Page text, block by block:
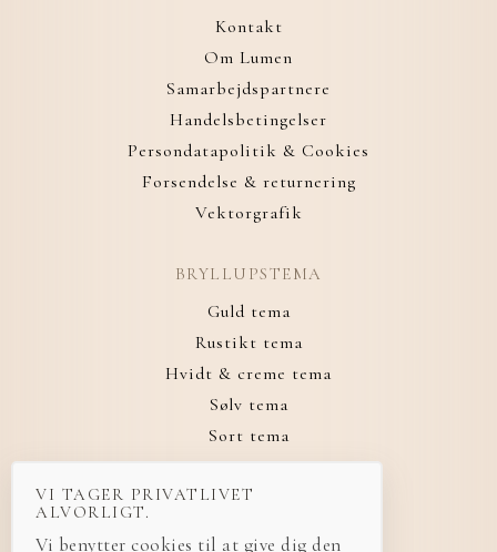
Kontakt
Om Lumen
Samarbejdspartnere
Handelsbetingelser
Persondatapolitik & Cookies
Forsendelse & returnering
Vektorgrafik
BRYLLUPSTEMA
Guld tema
Rustikt tema
Hvidt & creme tema
Sølv tema
Sort tema
VI TAGER PRIVATLIVET
ALVORLIGT.
Vi benytter cookies til at give dig den